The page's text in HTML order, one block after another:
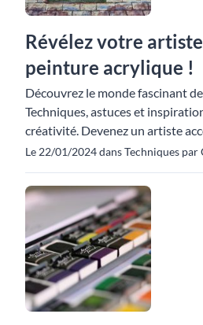
Révélez votre
peinture acrylique !
Découvrez le monde fascinant
Techniques, astuces et
créativité. Devenez un artiste
Le 22/01/2024 dans Techniques par